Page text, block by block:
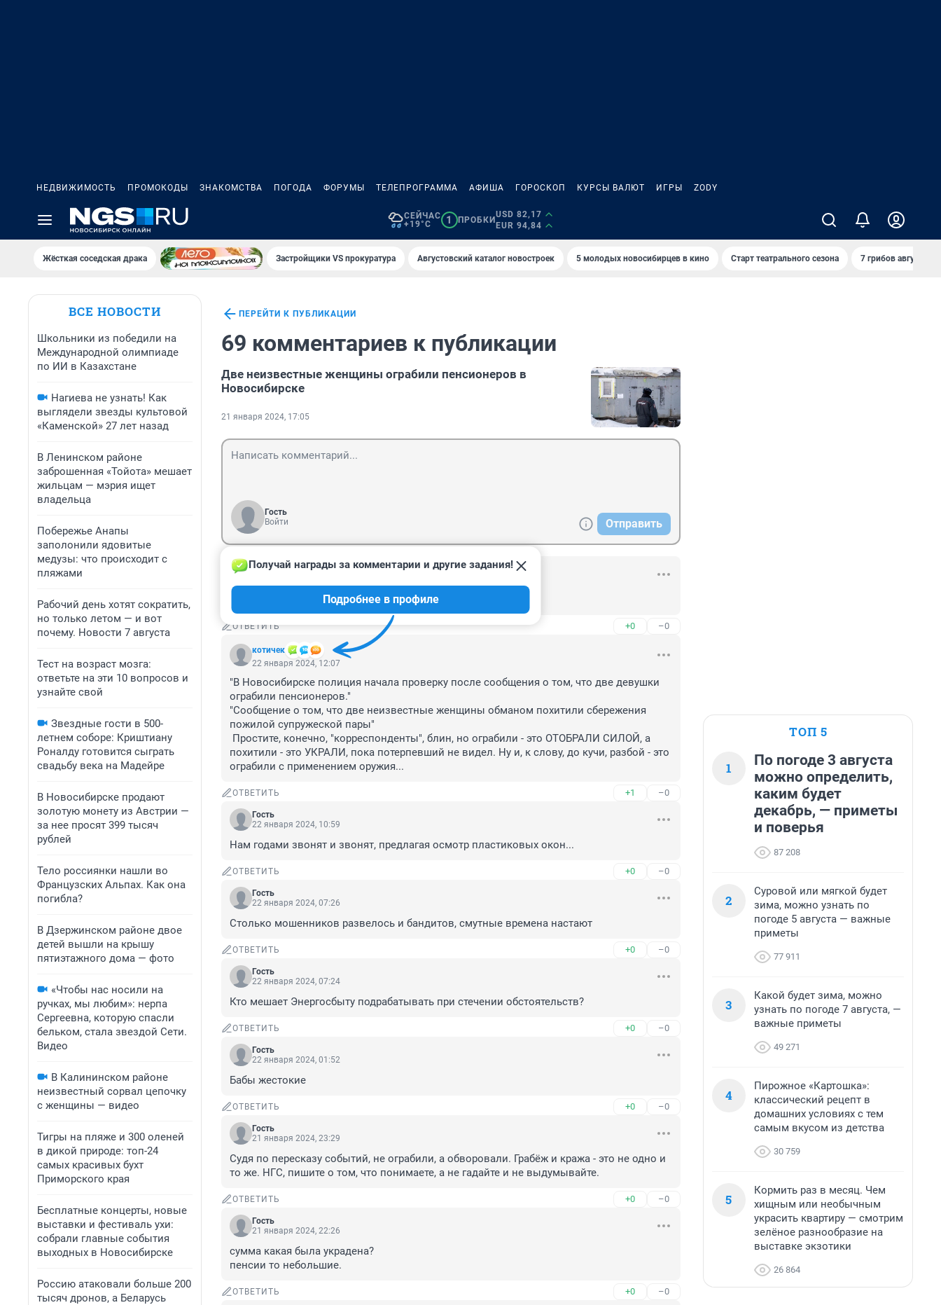
НЕДВИЖИМОСТЬ ПРОМОКОДЫ ЗНАКОМСТВА ПОГОДА ФОРУМЫ ТЕЛЕПРОГРАММА АФИША ГОРОСКОП КУРСЫ ВАЛЮТ ИГРЫ ZODY
СЕЙЧАС
+19°C
1 ПРОБКИ
USD 82,17
EUR 94,84
Жёсткая соседская драка Застройщики VS прокуратура Августовский каталог новостроек 5 молодых новосибирцев в кино Старт театрального сезона 7 грибов августа
ВСЕ НОВОСТИ
Школьники из победили на
Международной олимпиаде
по ИИ в Казахстане
Нагиева не узнать! Как
выглядели звезды культовой
«Каменской» 27 лет назад
В Ленинском районе
заброшенная «Тойота» мешает
жильцам — мэрия ищет
владельца
Побережье Анапы
заполонили ядовитые
медузы: что происходит с
пляжами
Рабочий день хотят сократить,
но только летом — и вот
почему. Новости 7 августа
Тест на возраст мозга:
ответьте на эти 10 вопросов и
узнайте свой
Звездные гости в 500-
летнем соборе: Криштиану
Роналду готовится сыграть
свадьбу века на Мадейре
В Новосибирске продают
золотую монету из Австрии —
за нее просят 399 тысяч
рублей
Тело россиянки нашли во
Французских Альпах. Как она
погибла?
В Дзержинском районе двое
детей вышли на крышу
пятиэтажного дома — фото
«Чтобы нас носили на
ручках, мы любим»: нерпа
Сергеевна, которую спасли
бельком, стала звездой Сети.
Видео
В Калининском районе
неизвестный сорвал цепочку
с женщины — видео
Тигры на пляже и 300 оленей
в дикой природе: топ-24
самых красивых бухт
Приморского края
Бесплатные концерты, новые
выставки и фестиваль ухи:
собрали главные события
выходных в Новосибирске
Россию атаковали больше 200
тысяч дронов, а Беларусь
ПЕРЕЙТИ К ПУБЛИКАЦИИ
69 комментариев к публикации
Две неизвестные женщины ограбили пенсионеров в
Новосибирске
21 января 2024, 17:05
Гость
Войти
Отправить
Гость
Т.е. не ограбили, а обокрали.
ОТВЕТИТЬ +0 –0
котичек
Получай награды за комментарии и другие задания!
Подробнее в профиле
22 января 2024, 12:07
"В Новосибирске полиция начала проверку после сообщения о том, что две девушки
ограбили пенсионеров."
"Сообщение о том, что две неизвестные женщины обманом похитили сбережения
пожилой супружеской пары"
похитили - это УКРАЛИ, пока потерпевший не видел. Ну и, к слову, до кучи, разбой - это
ограбили с применением оружия...
ОТВЕТИТЬ +1 –0
Гость
22 января 2024, 10:59
Нам годами звонят и звонят, предлагая осмотр пластиковых окон...
ОТВЕТИТЬ +0 –0
Гость
22 января 2024, 07:26
Столько мошенников развелось и бандитов, смутные времена настают
ОТВЕТИТЬ +0 –0
Гость
22 января 2024, 07:24
Кто мешает Энергосбыту подрабатывать при стечении обстоятельств?
ОТВЕТИТЬ +0 –0
Гость
22 января 2024, 01:52
Бабы жестокие
ОТВЕТИТЬ +0 –0
Гость
21 января 2024, 23:29
Судя по пересказу событий, не ограбили, а обворовали. Грабёж и кража - это не одно и
то же. НГС, пишите о том, что понимаете, а не гадайте и не выдумывайте.
ОТВЕТИТЬ +0 –0
Гость
21 января 2024, 22:26
сумма какая была украдена?
пенсии то небольшие.
ОТВЕТИТЬ +0 –0
ТОП 5
1
По погоде 3 августа
можно определить,
каким будет
декабрь, — приметы
и поверья
87 208
2
Суровой или мягкой будет
зима, можно узнать по
погоде 5 августа — важные
приметы
77 911
3
Какой будет зима, можно
узнать по погоде 7 августа, —
важные приметы
49 271
4
Пирожное «Картошка»:
классический рецепт в
домашних условиях с тем
самым вкусом из детства
30 759
5
Кормить раз в месяц. Чем
хищным или необычным
украсить квартиру — смотрим
зелёное разнообразие на
выставке экзотики
26 864